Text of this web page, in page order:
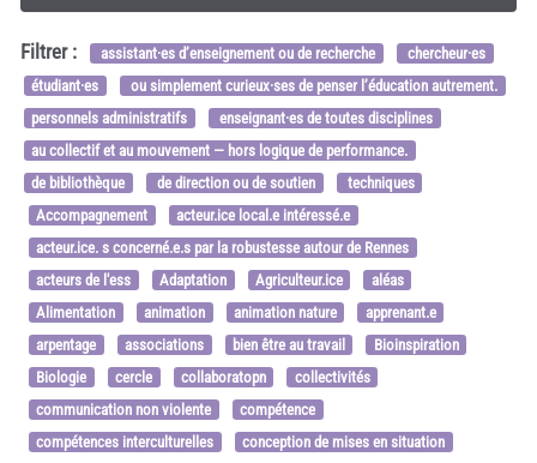
Filtrer : assistant·es d’enseignement ou de recherche
chercheur·es
étudiant·es
ou simplement curieux·ses de penser l’éducation autrement.
personnels administratifs
enseignant·es de toutes disciplines
au collectif et au mouvement — hors logique de performance.
de bibliothèque
de direction ou de soutien
techniques
Accompagnement
acteur.ice local.e intéressé.e
acteur.ice. s concerné.e.s par la robustesse autour de Rennes
acteurs de l'ess
Adaptation Agriculteur.ice
aléas
Alimentation
animation animation nature
apprenant.e
arpentage
associations bien être au travail
Bioinspiration
Biologie
cercle collaboratopn
collectivités
communication non violente
compétence
compétences interculturelles
conception de mises en situation